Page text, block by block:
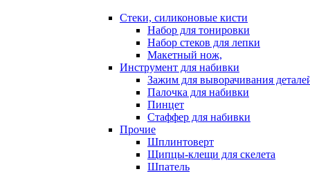
Стеки, силиконовые кисти
Набор для тонировки
Набор стеков для лепки
Макетный нож,
Инструмент для набивки
Зажим для выворачивания
Палочка для набивки
Пинцет
Стаффер для набивки
Прочие
Шплинтоверт
Щипцы-клещи для скелета
Шпатель